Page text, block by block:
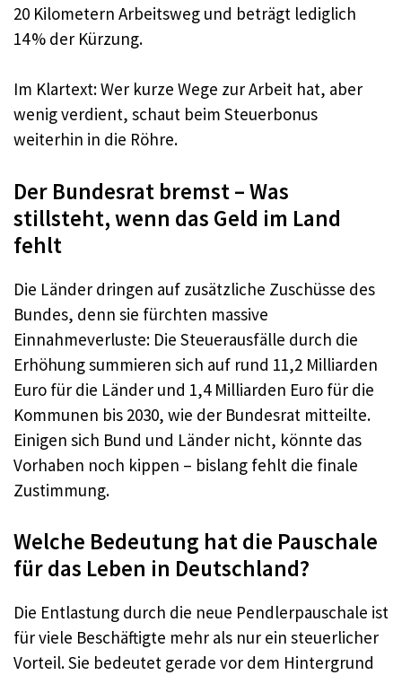
20 Kilometern Arbeitsweg und beträgt lediglich
14 % der Kürzung.​
Im Klartext: Wer kurze Wege zur Arbeit hat, aber
wenig verdient, schaut beim Steuerbonus
weiterhin in die Röhre.
Der Bundesrat bremst – Was
stillsteht, wenn das Geld im Land
fehlt
Die Länder dringen auf zusätzliche Zuschüsse des
Bundes, denn sie fürchten massive
Einnahmeverluste: Die Steuerausfälle durch die
Erhöhung summieren sich auf rund 11,2 Milliarden
Euro für die Länder und 1,4 Milliarden Euro für die
Kommunen bis 2030, wie der Bundesrat mitteilte.
Einigen sich Bund und Länder nicht, könnte das
Vorhaben noch kippen – bislang fehlt die finale
Zustimmung.​
Welche Bedeutung hat die Pauschale
für das Leben in Deutschland?
Die Entlastung durch die neue Pendlerpauschale ist
für viele Beschäftigte mehr als nur ein steuerlicher
Vorteil. Sie bedeutet gerade vor dem Hintergrund